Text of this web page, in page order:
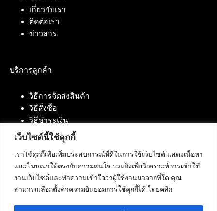
เว็บไซต์นี้ใช้คุกกี้
เราใช้คุกกี้เพื่อเพิ่มประสบการณ์ที่ดีในการใช้เว็บไซต์ แสดงเนื้อหา
และโฆษณาให้ตรงกับความสนใจ รวมถึงเพื่อวิเคราะห์การเข้าใช้
งานเว็บไซต์และทำความเข้าใจว่าผู้ใช้งานมาจากที่ใด คุณ
สามารถเลือกตั้งค่าความยินยอมการใช้คุกกี้ได้ โดยคลิก
เกี่ยวกับเรา
ติดต่อเรา
ข่าวสาร
บริการลูกค้า
วิธีการจัดส่งสินค้า
วิธีสั่งซื้อ
วิธีชำระเงิน
ติดต่อเรา
บริษัท เน็ทฟิวชั่น คอมมิวนิเคชั่น จำกัด 420/94 ถนน
นัมเบอร์วัน-ราม 2 แขวงดอกไม้, เขตประเวศ
กรุงเทพมหานคร 10250